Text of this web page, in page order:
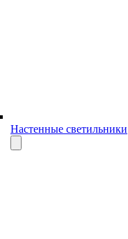
Настенные светильники